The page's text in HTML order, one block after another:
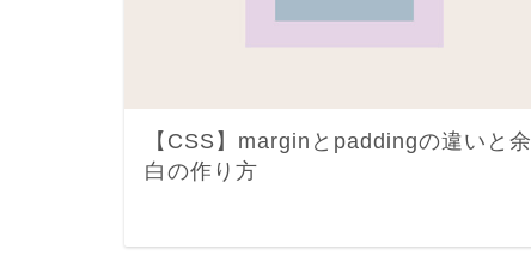
【CSS】marginとpaddingの違いと余
白の作り方